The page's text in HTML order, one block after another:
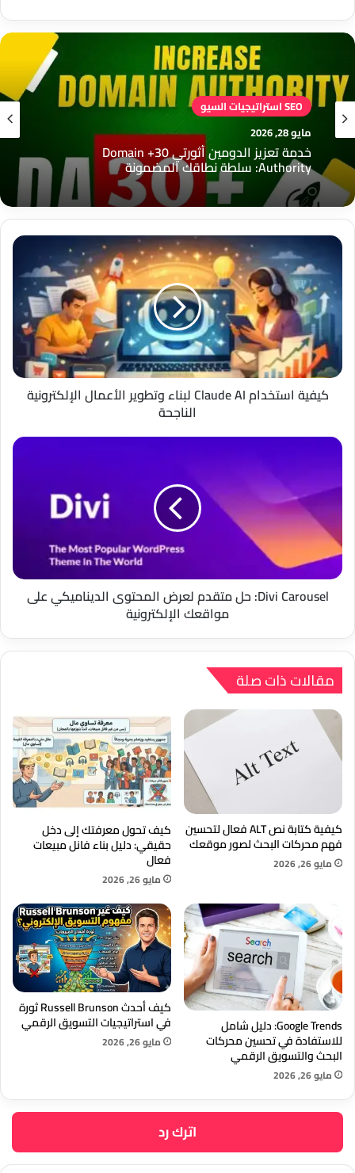
SEO استراتيجيات السيو
مايو 28, 2026
خدمة تعزيز الدومين أثورتي 30+ Domain
Authority: سلطة نطاقك المضمونة
كيفية
استخدام
Claude
AI
لبناء
وتطوير
الأعمال
الإلكترونية
الناجحة
كيفية استخدام Claude AI لبناء وتطوير الأعمال الإلكترونية
الناجحة
Divi
متقدم
لعرض
المحتوى
الديناميكي
على
مواقعك
الإلكترونية
Divi Carousel: حل متقدم لعرض المحتوى الديناميكي على
مواقعك الإلكترونية
مقالات ذات صلة
كيفية كتابة نص ALT فعال لتحسين
فهم محركات البحث لصور موقعك
مايو 26, 2026
كيف تحول معرفتك إلى دخل
حقيقي: دليل بناء فانل مبيعات
فعال
مايو 26, 2026
Google Trends: دليل شامل
للاستفادة في تحسين محركات
البحث والتسويق الرقمي
مايو 26, 2026
كيف أحدث Russell Brunson ثورة
في استراتيجيات التسويق الرقمي
مايو 26, 2026
اترك رد